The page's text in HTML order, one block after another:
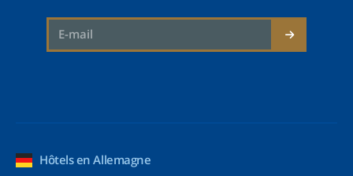
Hôtels en Allemagne